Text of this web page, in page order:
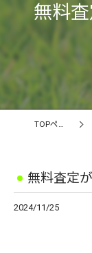
無料
TOPページ
無料査定
2024/11/25